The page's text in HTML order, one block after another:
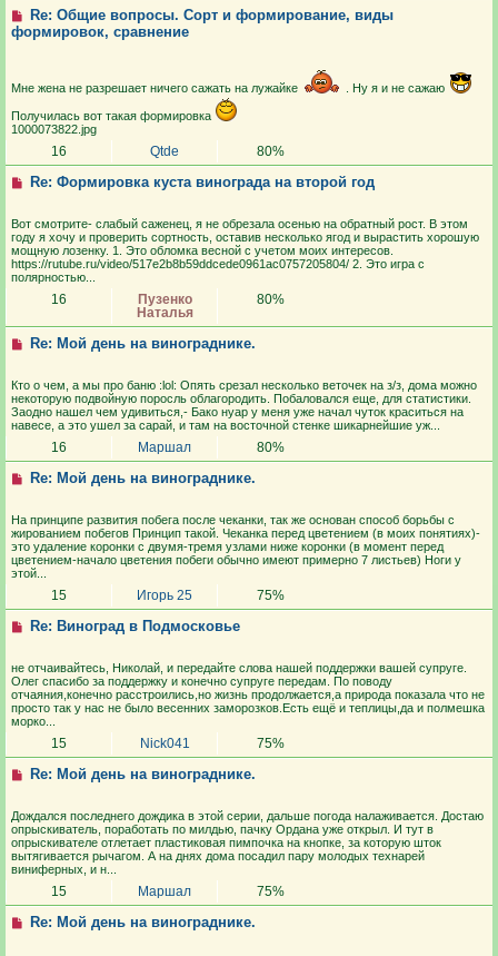
Re: Общие вопросы. Сорт и формирование, виды
формировок, сравнение
Мне жена не разрешает ничего сажать на лужайке . Ну я и не сажаю
Получилась вот такая формировка
1000073822.jpg
16 Qtde 80%
Re: Формировка куста винограда на второй год
Вот смотрите- слабый саженец, я не обрезала осенью на обратный рост. В этом
году я хочу и проверить сортность, оставив несколько ягод и вырастить хорошую
мощную лозенку. 1. Это обломка весной с учетом моих интересов.
https://rutube.ru/video/517e2b8b59ddcede0961ac0757205804/ 2. Это игра с
полярностью...
16
Пузенко
Наталья
80%
Re: Мой день на винограднике.
Кто о чем, а мы про баню :lol: Опять срезал несколько веточек на з/з, дома можно
некоторую подвойную поросль облагородить. Побаловался еще, для статистики.
Заодно нашел чем удивиться,- Бако нуар у меня уже начал чуток краситься на
навесе, а это ушел за сарай, и там на восточной стенке шикарнейшие уж...
16 Маршал 80%
Re: Мой день на винограднике.
На принципе развития побега после чеканки, так же основан способ борьбы с
жированием побегов Принцип такой. Чеканка перед цветением (в моих понятиях)-
это удаление коронки с двумя-тремя узлами ниже коронки (в момент перед
цветением-начало цветения побеги обычно имеют примерно 7 листьев) Ноги у
этой...
15 Игорь 25 75%
Re: Виноград в Подмосковье
не отчаивайтесь, Николай, и передайте слова нашей поддержки вашей супруге.
Олег спасибо за поддержку и конечно супруге передам. По поводу
отчаяния,конечно расстроились,но жизнь продолжается,а природа показала что не
просто так у нас не было весенних заморозков.Есть ещё и теплицы,да и полмешка
морко...
15 Nick041 75%
Re: Мой день на винограднике.
Дождался последнего дождика в этой серии, дальше погода налаживается. Достаю
опрыскиватель, поработать по милдью, пачку Ордана уже открыл. И тут в
опрыскивателе отлетает пластиковая пимпочка на кнопке, за которую шток
вытягивается рычагом. А на днях дома посадил пару молодых технарей
виниферных, и н...
15 Маршал 75%
Re: Мой день на винограднике.